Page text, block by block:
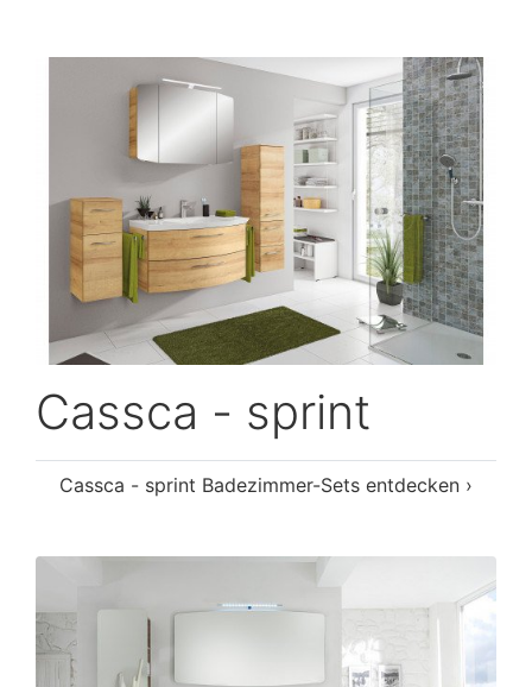
Cassca - sprint
Cassca - sprint Badezimmer-Sets entdecken ›